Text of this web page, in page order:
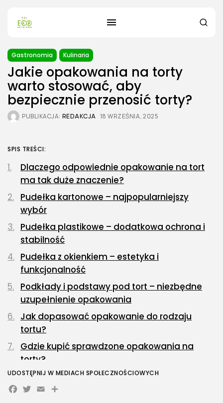
Gastronomia Kulinaria
Jakie opakowania na torty
warto stosować, aby
bezpiecznie przenosić torty?
PUBLIKACJA: REDAKCJA 18 WRZEŚNIA, 2025
SPIS TREŚCI:
Dlaczego odpowiednie opakowanie na tort
ma tak duże znaczenie?
Pudełka kartonowe – najpopularniejszy
wybór
Pudełka plastikowe – dodatkowa ochrona i
stabilność
Pudełka z okienkiem – estetyka i
funkcjonalność
Podkłady i podstawy pod tort – niezbędne
uzupełnienie opakowania
Jak dopasować opakowanie do rodzaju
tortu?
Gdzie kupić sprawdzone opakowania na
torty?
UDOSTĘPNIJ W MEDIACH SPOŁECZNOŚCIOWYCH
Facebook
Twitter
Email